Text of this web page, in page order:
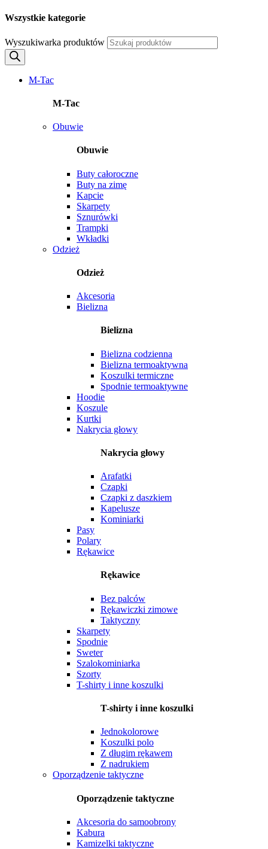
Wszystkie kategorie
Wyszukiwarka produktów
M-Tac
M-Tac
Obuwie
Obuwie
Buty całoroczne
Buty na zimę
Kapcie
Skarpety
Sznurówki
Trampki
Wkładki
Odzież
Odzież
Akcesoria
Bielizna
Bielizna
Bielizna codzienna
Bielizna termoaktywna
Koszulki termiczne
Spodnie termoaktywne
Hoodie
Koszule
Kurtki
Nakrycia głowy
Nakrycia głowy
Arafatki
Czapki
Czapki z daszkiem
Kapelusze
Kominiarki
Pasy
Polary
Rękawice
Rękawice
Bez palców
Rękawiczki zimowe
Taktyczny
Skarpety
Spodnie
Sweter
Szalokominiarka
Szorty
T-shirty i inne koszulki
T-shirty i inne koszulki
Jednokolorowe
Koszulki polo
Z długim rękawem
Z nadrukiem
Oporządzenie taktyczne
Oporządzenie taktyczne
Akcesoria do samoobrony
Kabura
Kamizelki taktyczne